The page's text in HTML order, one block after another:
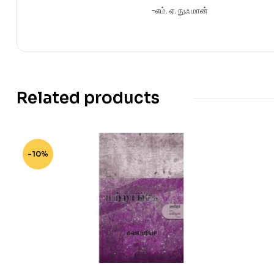
-எம். ஏ. நுஃமான்
Related products
-10%